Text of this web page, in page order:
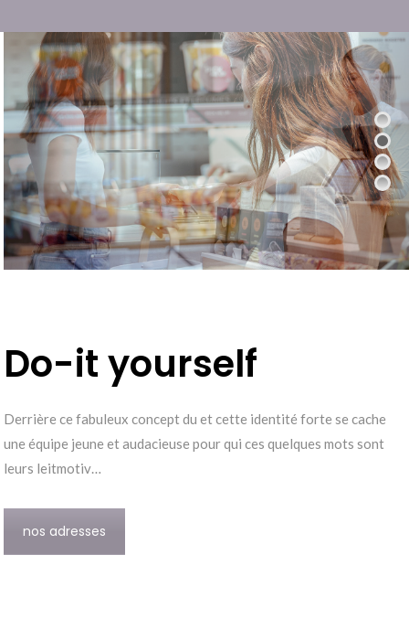
Do-it yourself
Derrière ce fabuleux concept du et cette identité forte se cache
une équipe jeune et audacieuse pour qui ces quelques mots sont
leurs leitmotiv…
nos adresses